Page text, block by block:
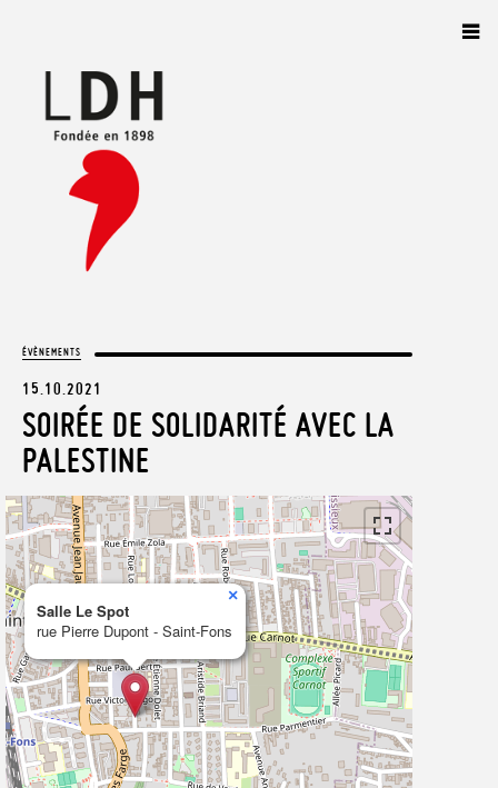
ÉVÈNEMENTS
15.10.2021
SOIRÉE DE SOLIDARITÉ AVEC LA
PALESTINE
Salle Le Spot
rue Pierre Dupont - Saint-Fons
×